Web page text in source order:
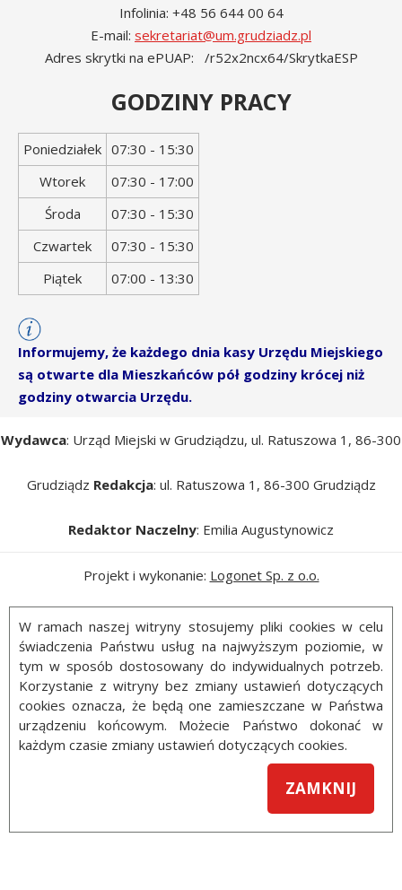
Infolinia: +48 56 644 00 64
E-mail: sekretariat@um.grudziadz.pl
Adres skrytki na ePUAP: /r52x2ncx64/SkrytkaESP
GODZINY PRACY
Dzień
tygodnia
Godziny
otwarcia
Poniedziałek 07:30 - 15:30
Wtorek
07:30 - 17:00
Środa
07:30 - 15:30
Czwartek
07:30 - 15:30
Piątek
07:00 - 13:30
Informujemy, że każdego dnia kasy Urzędu Miejskiego
są otwarte dla Mieszkańców pół godziny krócej niż
godziny otwarcia Urzędu.
Wydawca: Urząd Miejski w Grudziądzu, ul. Ratuszowa 1, 86-300
Grudziądz Redakcja: ul. Ratuszowa 1, 86-300 Grudziądz
Redaktor Naczelny: Emilia Augustynowicz
Projekt i wykonanie: Logonet Sp. z o.o.
W ramach naszej witryny stosujemy pliki cookies w celu
świadczenia Państwu usług na najwyższym poziomie, w
tym w sposób dostosowany do indywidualnych potrzeb.
Korzystanie z witryny bez zmiany ustawień dotyczących
cookies oznacza, że będą one zamieszczane w Państwa
urządzeniu końcowym. Możecie Państwo dokonać w
każdym czasie zmiany ustawień dotyczących cookies.
ZAMKNIJ